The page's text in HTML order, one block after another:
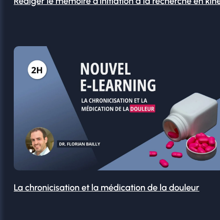
La chronicisation et la médication de la douleur